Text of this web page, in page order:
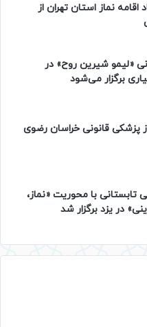
اقامه نماز استان تهران از
«لیمو شیرین روح» در
برگزار می‌شود
پزشکی قانونی خراسان رضوی
تابستانی با محوریت «نماز،
در یزد برگزار شد